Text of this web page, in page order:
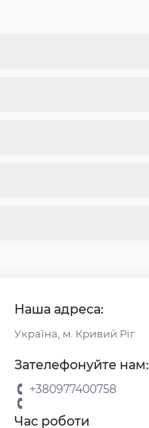
Наша адреса:
Україна, м. Кривий Ріг
Зателефонуйте нам:
+380977400758
Час роботи